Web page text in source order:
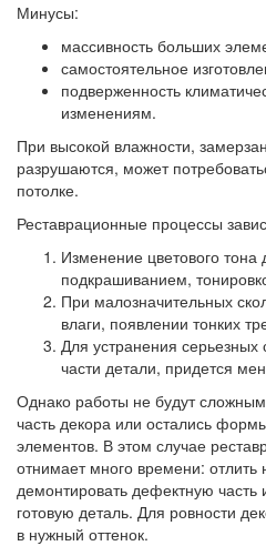
Минусы:
массивность больших
самостоятельное
подверженность
изменениям.
При высокой влажности,
разрушаются, может
потолке.
Реставрационные процессы
Изменение цветового тона
подкрашиванием,
При малозначительных
влаги, появлении тонких
Для устранения
части детали, придется
Однако работы не будут
часть декора или остались
элементов. В этом случае
отнимает много времени: отлить
демонтировать дефектную часть
готовую деталь. Для ровности
в нужный оттенок.